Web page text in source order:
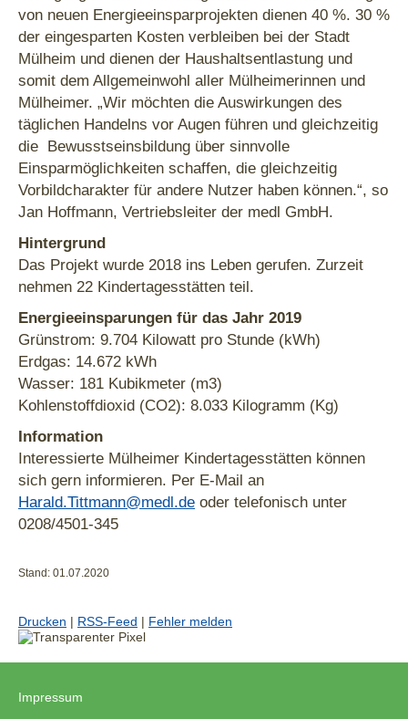
von neuen Energieeinsparprojekten dienen 40 %. 30 %
der eingesparten Kosten verbleiben bei der Stadt
Mülheim und dienen der Haushaltsentlastung und
somit dem Allgemeinwohl aller Mülheimerinnen und
Mülheimer. „Wir möchten die Auswirkungen des
täglichen Handelns vor Augen führen und gleichzeitig
die Bewusstseinsbildung über sinnvolle
Einsparmöglichkeiten schaffen, die gleichzeitig
Vorbildcharakter für andere Nutzer haben können.“, so
Jan Hoffmann, Vertriebsleiter der medl GmbH.
Hintergrund
Das Projekt wurde 2018 ins Leben gerufen. Zurzeit
nehmen 22 Kindertagesstätten teil.
Energieeinsparungen für das Jahr 2019
Grünstrom: 9.704 Kilowatt pro Stunde (kWh)
Erdgas: 14.672 kWh
Wasser: 181 Kubikmeter (m3)
Kohlenstoffdioxid (CO2): 8.033 Kilogramm (Kg)
Information
Interessierte Mülheimer Kindertagesstätten können
sich gern informieren. Per E-Mail an
Harald.Tittmann@medl.de oder telefonisch unter
0208/4501-345
Stand: 01.07.2020
Drucken | RSS-Feed | Fehler melden
Impressum